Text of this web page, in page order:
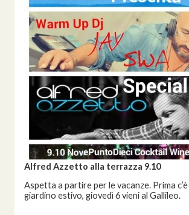
Alfred Azzetto alla terrazza 9.10
Aspetta a partire per le vacanze. Prima
giardino estivo, giovedì 6 vieni al Gallileo.